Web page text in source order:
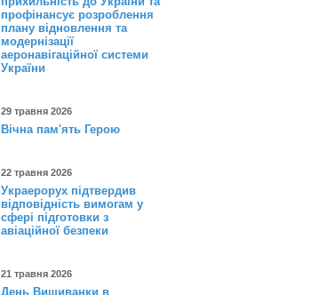
профінансує розроблення
плану відновлення та
модернізації
аеронавігаційної системи
України
29 травня 2026
Вічна пам'ять Герою
22 травня 2026
Украерорух підтвердив
відповідність вимогам у
сфері підготовки з
авіаційної безпеки
21 травня 2026
День Вишиванки в